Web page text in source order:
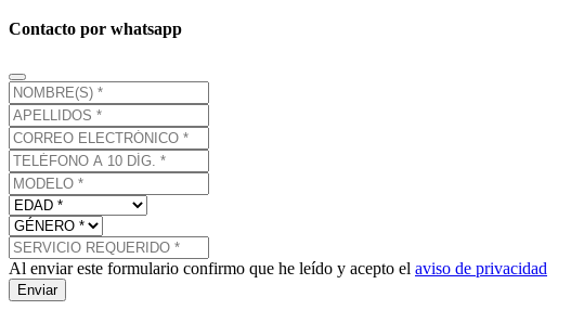
Contacto por whatsapp
Al enviar este formulario confirmo que he leído y acepto el aviso de privacidad
Enviar